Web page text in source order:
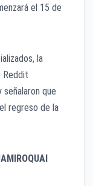
el 15 de
la
Reddit
que
regreso de la